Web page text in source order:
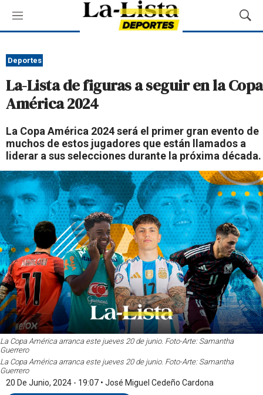
M
e
ú
M
o
a
r
s
q
u
e
d
a
Deportes
La-Lista de figuras a seguir en la Copa
América 2024
La Copa América 2024 será el primer gran evento de
muchos de estos jugadores que están llamados a
liderar a sus selecciones durante la próxima década.
La Copa América arranca este jueves 20 de junio. Foto-Arte: Samantha
Guerrero
La Copa América arranca este jueves 20 de junio. Foto-Arte: Samantha
Guerrero
20 De Junio, 2024 - 19:07 • José Miguel Cedeño Cardona